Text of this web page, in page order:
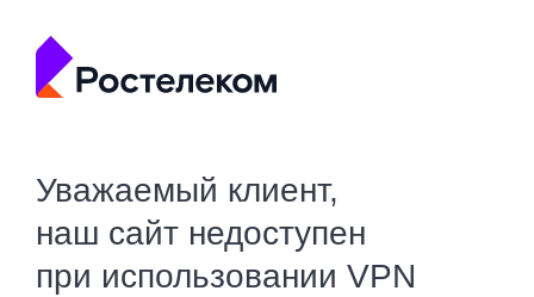
Уважаемый клиент,
наш сайт недоступен
при использовании VPN